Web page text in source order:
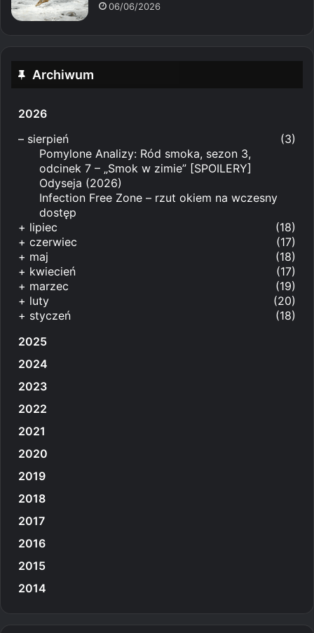
06/06/2026
Archiwum
2026
– sierpień
(3)
Pomylone Analizy: Ród smoka, sezon 3,
odcinek 7 – „Smok w zimie” [SPOILERY]
Odyseja (2026)
Infection Free Zone – rzut okiem na wczesny
dostęp
+ lipiec
(18)
+ czerwiec
(17)
+ maj
(18)
+ kwiecień
(17)
+ marzec
(19)
+ luty
(20)
+ styczeń
(18)
2025
2024
2023
2022
2021
2020
2019
2018
2017
2016
2015
2014